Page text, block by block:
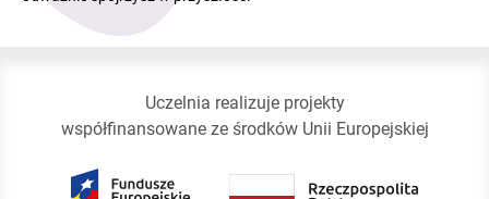
Uczelnia realizuje projekty
współfinansowane ze środków Unii Europejskiej